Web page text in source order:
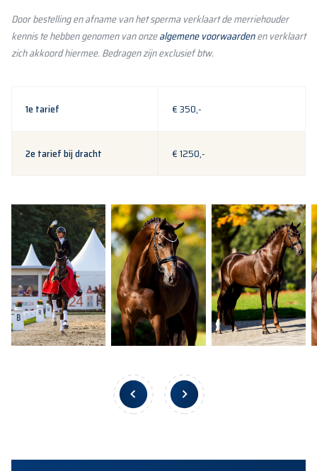
Door bestelling en afname van het sperma verklaart de merriehouder
kennis te hebben genomen van onzealgemene voorwaardenen verklaart
zich akkoord hiermee. Bedragen zijn exclusief btw.
1e tarief € 350,-
2e tarief bij dracht € 1250,-